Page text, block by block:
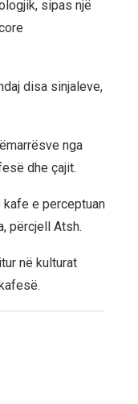
sipas një
disa sinjaleve,
nga
dhe çajit.
e perceptuan
përcjell Atsh.
në kulturat